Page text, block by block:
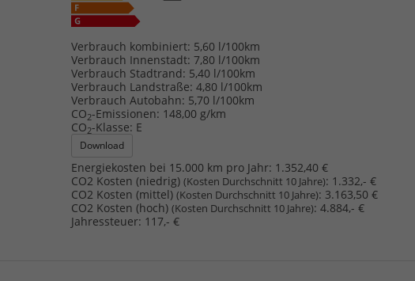
Verbrauch kombiniert: 5,60 l/100km
Verbrauch Innenstadt: 7,80 l/100km
Verbrauch Stadtrand: 5,40 l/100km
Verbrauch Landstraße: 4,80 l/100km
Verbrauch Autobahn: 5,70 l/100km
CO2-Emissionen: 148,00 g/km
CO2-Klasse: E
Download
Energiekosten bei 15.000 km pro Jahr: 1.352,40 €
CO2 Kosten (niedrig) (Kosten Durchschnitt 10 Jahre): 1.332,- €
CO2 Kosten (mittel) (Kosten Durchschnitt 10 Jahre): 3.163,50 €
CO2 Kosten (hoch) (Kosten Durchschnitt 10 Jahre): 4.884,- €
Jahressteuer: 117,- €